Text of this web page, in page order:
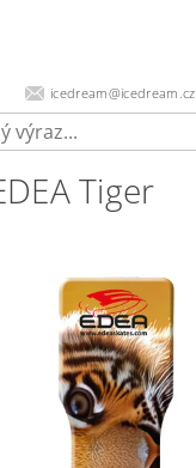
icedream@icedream.cz
Tiger